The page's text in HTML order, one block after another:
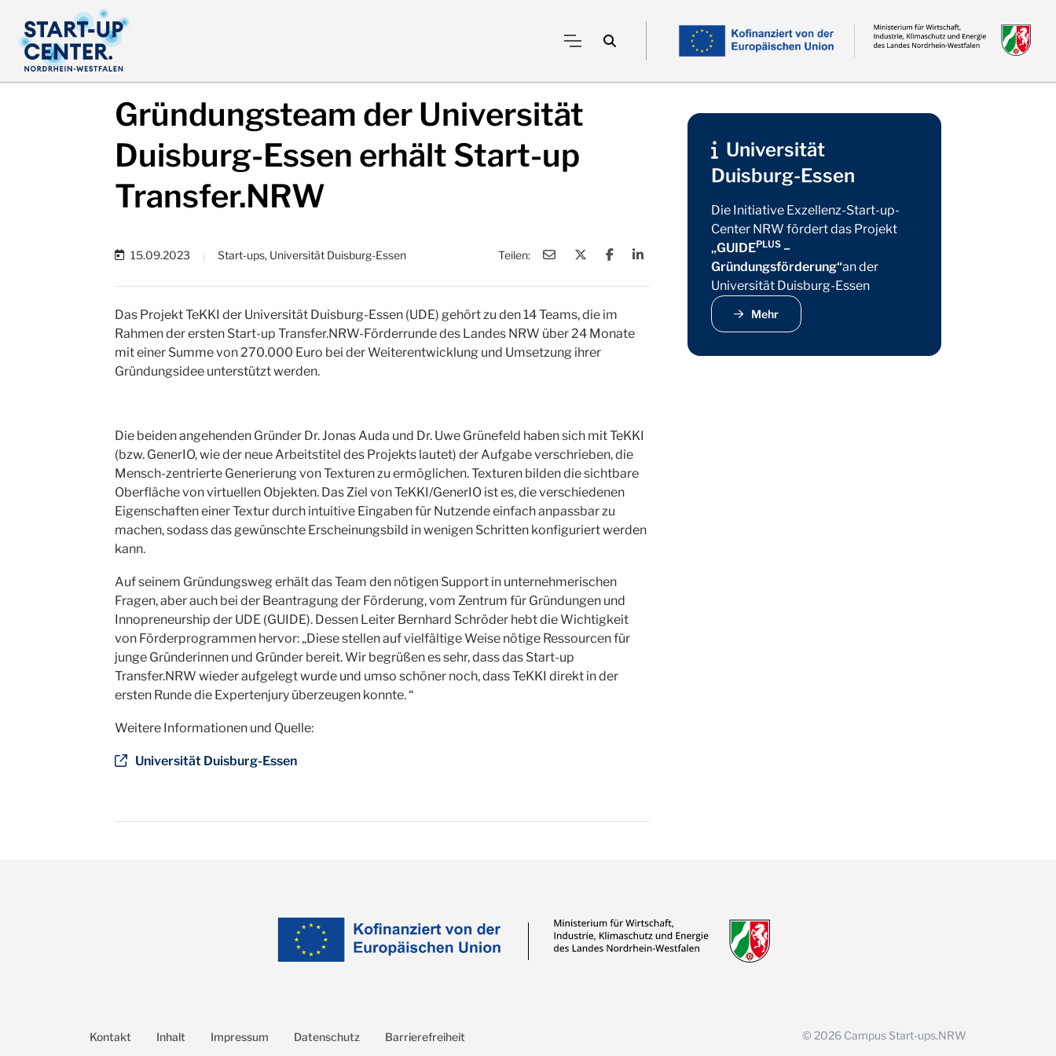
Gründungsteam der Universität
Duisburg-Essen erhält Start-up
Transfer.NRW
15.09.2023 Start-ups, Universität Duisburg-Essen Teilen:
Das Projekt TeKKI der Universität Duisburg-Essen (UDE) gehört zu den 14 Teams, die im
Rahmen der ersten Start-up Transfer.NRW-Förderrunde des Landes NRW über 24 Monate
mit einer Summe von 270.000 Euro bei der Weiterentwicklung und Umsetzung ihrer
Gründungsidee unterstützt werden.
Die beiden angehenden Gründer Dr. Jonas Auda und Dr. Uwe Grünefeld haben sich mit TeKKI
(bzw. GenerIO, wie der neue Arbeitstitel des Projekts lautet) der Aufgabe verschrieben, die
Mensch-zentrierte Generierung von Texturen zu ermöglichen. Texturen bilden die sichtbare
Oberfläche von virtuellen Objekten. Das Ziel von TeKKI/GenerIO ist es, die verschiedenen
Eigenschaften einer Textur durch intuitive Eingaben für Nutzende einfach anpassbar zu
machen, sodass das gewünschte Erscheinungsbild in wenigen Schritten konfiguriert werden
kann.
Auf seinem Gründungsweg erhält das Team den nötigen Support in unternehmerischen
Fragen, aber auch bei der Beantragung der Förderung, vom Zentrum für Gründungen und
Innopreneurship der UDE (GUIDE). Dessen Leiter Bernhard Schröder hebt die Wichtigkeit
von Förderprogrammen hervor: „Diese stellen auf vielfältige Weise nötige Ressourcen für
junge Gründerinnen und Gründer bereit. Wir begrüßen es sehr, dass das Start-up
Transfer.NRW wieder aufgelegt wurde und umso schöner noch, dass TeKKI direkt in der
ersten Runde die Expertenjury überzeugen konnte. “
Weitere Informationen und Quelle:
Universität Duisburg-Essen
Universität
Duisburg-Essen
Die Initiative Exzellenz-Start-up-
Center NRW fördert das Projekt
„GUIDEPLUS –
Gründungsförderung“an der
Universität Duisburg-Essen
Mehr
Kontakt Inhalt Impressum Datenschutz Barrierefreiheit © 2026 Campus Start-ups.NRW